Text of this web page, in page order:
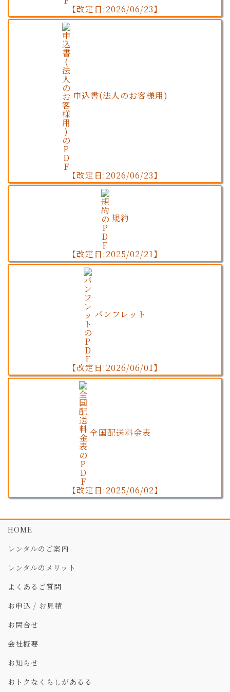
【改定日:2026/06/23】
申込書(法人のお客様用)
【改定日:2026/06/23】
規約
【改定日:2025/02/21】
パンフレット
【改定日:2026/06/01】
全国配送料金表
【改定日:2025/06/02】
HOME
レンタルのご案内
レンタルのメリット
よくあるご質問
お申込 / お見積
お問合せ
会社概要
お知らせ
おトクなくらしがあるる